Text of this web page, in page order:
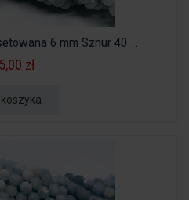
6 mm Sznur 40...
zł
koszyka